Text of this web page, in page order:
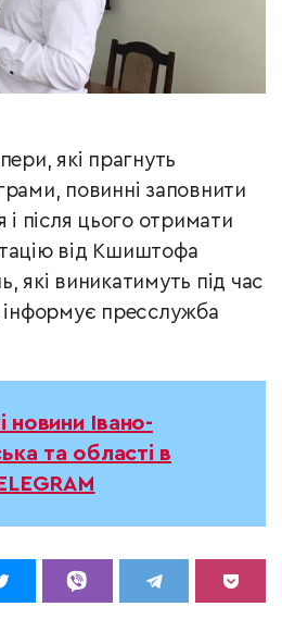
які прагнуть
повинні заповнити
і після цього отримати
від Кшиштофа
які виникатимуть під час
інформує пресслужба
новини Івано-
та області в